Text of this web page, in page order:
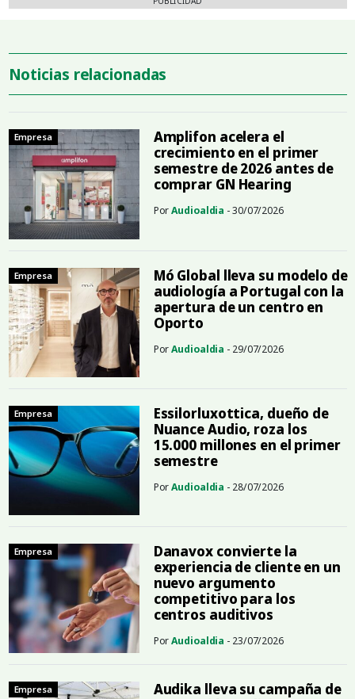
Noticias relacionadas
Empresa
Amplifon acelera el
crecimiento en el primer
semestre de 2026 antes de
comprar GN Hearing
PorAudioaldia - 30/07/2026
Empresa
Mó Global lleva su modelo de
audiología a Portugal con la
apertura de un centro en
Oporto
PorAudioaldia - 29/07/2026
Empresa
Essilorluxottica, dueño de
Nuance Audio, roza los
15.000 millones en el primer
semestre
PorAudioaldia - 28/07/2026
Empresa
Danavox convierte la
experiencia de cliente en un
nuevo argumento
competitivo para los
centros auditivos
PorAudioaldia - 23/07/2026
Empresa
Audika lleva su campaña de